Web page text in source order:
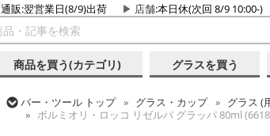
通販:翌営業日(8/9)出荷 店舗:本日休(次回 8/9 10:00-)
商品を買う(カテゴリ) グラスを買う
バー・ツール トップ グラス・カップ グラス (
ボルミオリ・ロッコ リゼルバ グラッパ 80ml